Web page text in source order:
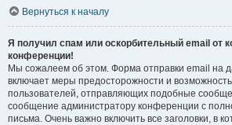
Вернуться к началу
Я получил спам или оскорбительный email от
конференции!
Мы сожалеем об этом. Форма отправки email на
включает меры предосторожности и
пользователей, отправляющих подобные
сообщение администратору конференции с
письма. Очень важно включить все заголовки, в